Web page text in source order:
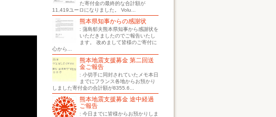
た寄付金の最終的な合計額が
11,419ユーロになりました。 Volu...
熊本県知事からの感謝状
: 蒲島郁夫熊本県知事から感謝状を
いただきましたのでご報告いたし
ます。 改めまして皆様のご寄付に
心から...
熊本地震支援募金 第二回送
金ご報告
: 小切手に同封されていたメモ本日
までにフランス各地からお預かり
しました寄付金の合計額が8355.6...
熊本地震支援募金 途中経過
ご報告
: 今日までに皆様からお預かりしま